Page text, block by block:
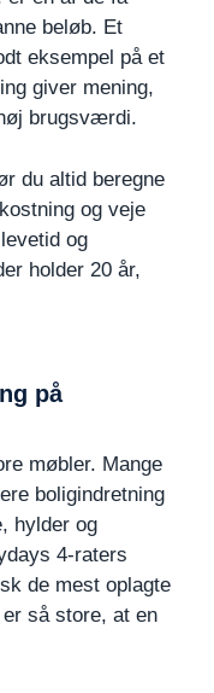
beløb. Et
eksempel på et
giver mening,
brugsværdi.
du altid beregne
og veje
og
holder 20 år,
på
møbler. Mange
boligindretning
hylder og
4-raters
de mest oplagte
så store, at en